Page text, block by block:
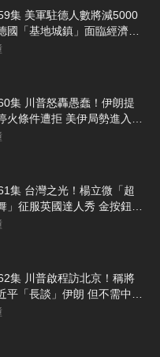
集 美軍駐德人數將減5000
國「基地城鎮」面臨經濟考
集 川普怒轟愚蠢！伊朗提
火條件遭拒 美伊局勢進入
弱時刻」
集 台灣之光！楊立微「超
」征服英國達人秀 金按鈕直
賽
集 川普啟程訪北京！稱將
平「長談」伊朗 但不需中國